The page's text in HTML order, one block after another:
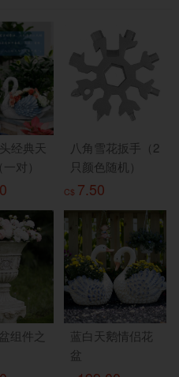
经典天
对）
八角雪花扳手（2
只颜色随机）
C$ 7.50
组件之
蓝白天鹅情侣花
盆